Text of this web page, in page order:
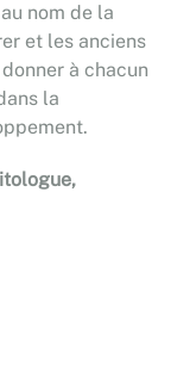
nom de la
et les anciens
à chacun
la